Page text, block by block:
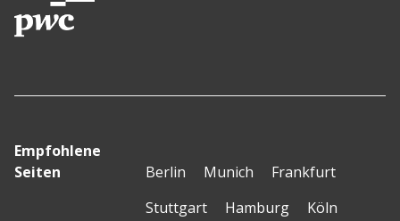
Empfohlene
Seiten
Berlin Munich
Frankfurt
Stuttgart
Hamburg
Köln